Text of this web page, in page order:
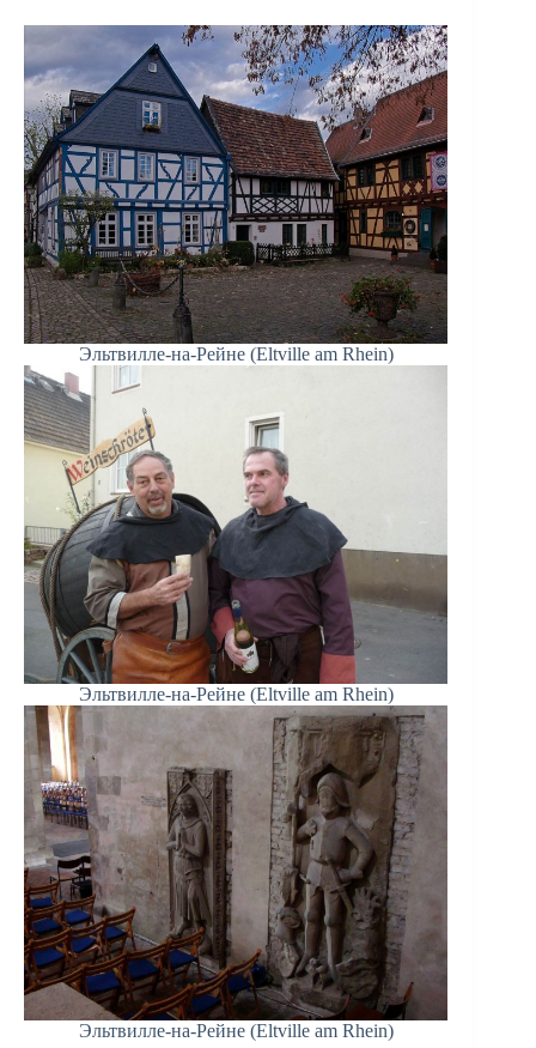
Эльтвилле-на-Рейне (Eltville am Rhein)
Эльтвилле-на-Рейне (Eltville am Rhein)
Эльтвилле-на-Рейне (Eltville am Rhein)